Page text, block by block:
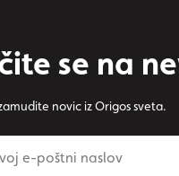
se na
novic iz Origos sveta.